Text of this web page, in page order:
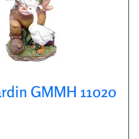
GMMH 11020​